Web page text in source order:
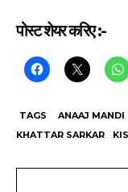
पोस्ट शेयर करिए :-
TAGS ANAAJ MANDI
KHATTAR SARKAR